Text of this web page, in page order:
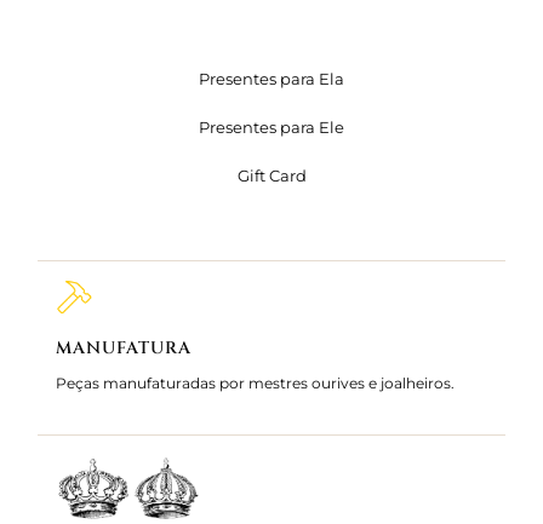
Presentes para Ela
Presentes para Ele
Gift Card
MANUFATURA
Peças manufaturadas por mestres ourives e joalheiros.